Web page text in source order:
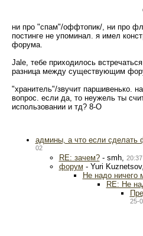
ни про "спам"/оффтопик/, ни про
постинге не упоминал. я имел
форума.
Jale, тебе приходилось
разница между существующим
"хранитель"/звучит паршивенько.
вопрос. если да, то неужель ты
использовании и тд? 8-О
админы, а что если сделать
02
RE: зачем?- smh,
форум - Yuri
Не надо ничего
RE: Не
25-